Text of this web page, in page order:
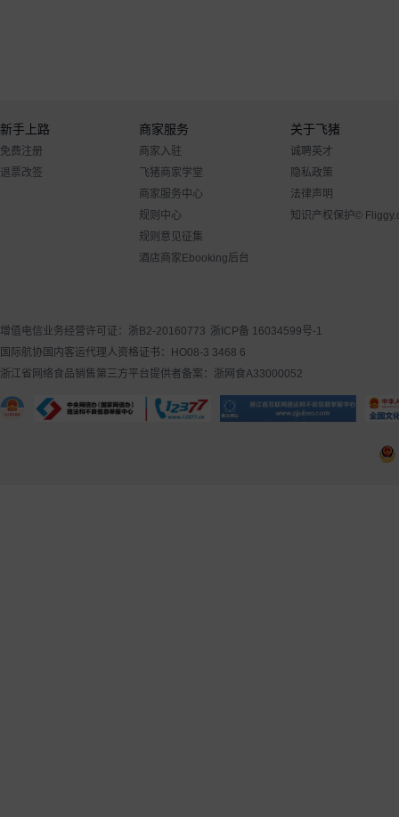
新手上路
免费注册
退票改签
商家服务
商家入驻
飞猪商家学堂
商家服务中心
规则中心
规则意见征集
酒店商家Ebooking后台
关于飞猪
诚聘英才
隐私政策
法律声明
知识产权保护©
增值电信业务经营许可证：浙B2-20160773 浙ICP备 16034599号-1
国际航协国内客运代理人资格证书：HO08-3 3468 6
浙江省网络食品销售第三方平台提供者备案：浙网食A33000052